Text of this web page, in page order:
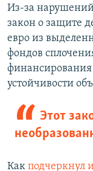
Из-за
закон о защите
евро из
фондов
финансирования
устойчивости
Этот
Как подчеркнул